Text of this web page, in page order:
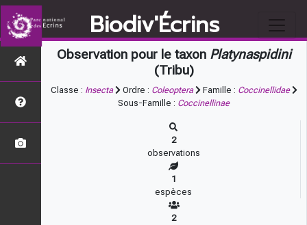
Biodiv'Écrins
Observation pour le taxon Platynaspidini
(Tribu)
Classe : Insecta Ordre : Coleoptera Famille : Coccinellidae
Sous-Famille : Coccinellinae
2
observations
1
espèces
2